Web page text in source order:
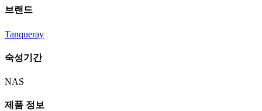
브랜드
Tanqueray
숙성기간
NAS
제품 정보